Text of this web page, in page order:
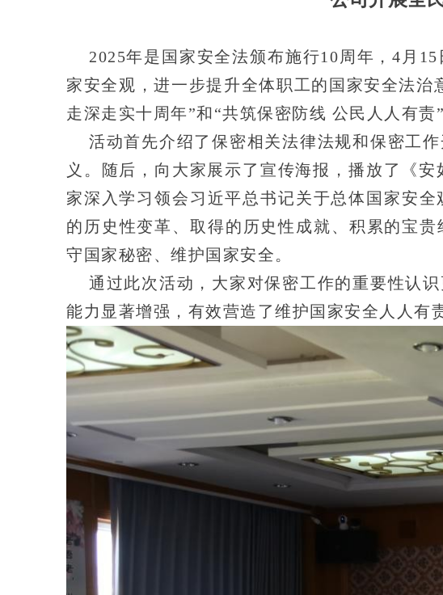
2025年是国家安全法颁布施行10周年，4月
家安全观，进一步提升全体职工的国家安全法
走深走实十周年”和“共筑保密防线 公民人人有责
活动首先介绍了保密相关法律法规和保密工
义。随后，向大家展示了宣传海报，播放了《
家深入学习领会习近平总书记关于总体国家安
的历史性变革、取得的历史性成就、积累的宝
守国家秘密、维护国家安全。
通过此次活动，大家对保密工作的重要性认
能力显著增强，有效营造了维护国家安全人人有